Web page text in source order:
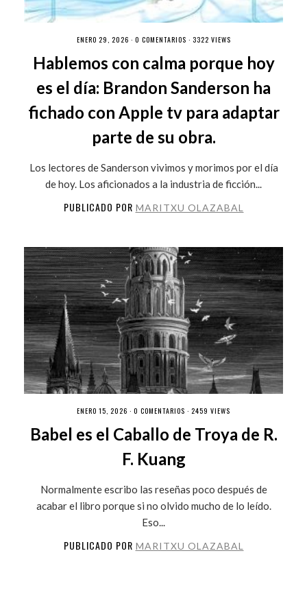
ENERO 29, 2026 · 0 COMENTARIOS · 3322 VIEWS
Hablemos con calma porque hoy
es el día: Brandon Sanderson ha
fichado con Apple tv para adaptar
parte de su obra.
Los lectores de Sanderson vivimos y morimos por el día
de hoy. Los aficionados a la industria de ficción...
PUBLICADO POR MARITXU OLAZABAL
ENERO 15, 2026 · 0 COMENTARIOS · 2459 VIEWS
Babel es el Caballo de Troya de R.
F. Kuang
Normalmente escribo las reseñas poco después de
acabar el libro porque si no olvido mucho de lo leído.
Eso...
PUBLICADO POR MARITXU OLAZABAL